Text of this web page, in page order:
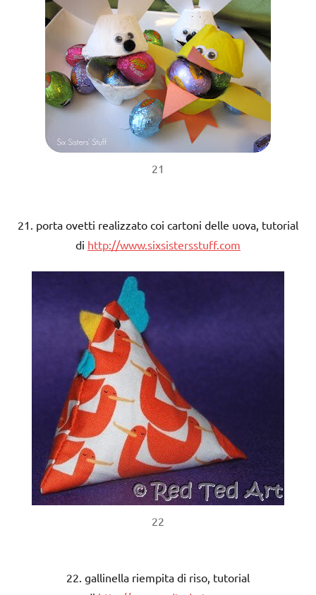
21
21. porta ovetti realizzato coi cartoni delle uova, tutorial
di http://www.sixsistersstuff.com
22
22. gallinella riempita di riso, tutorial